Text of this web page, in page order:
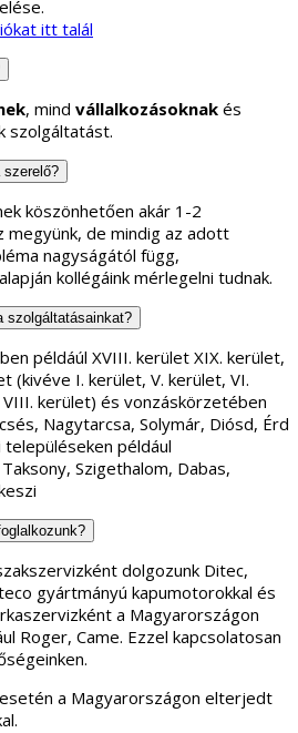
itt talál
, mind vállalkozásoknak és
szolgáltatást.
szerelő?
köszönhetően akár 1-2
megyünk, de mindig az adott
nagyságától függ,
kollégáink mérlegelni tudnak.
szolgáltatásainkat?
példáúl XVIII. kerület XIX. kerület,
(kivéve I. kerület, V. kerület, VI.
kerület) és vonzáskörzetében
Nagytarcsa, Solymár, Diósd, Érd
például
Szigethalom, Dabas,
dolgozunk Ditec,
gyártmányú kapumotorokkal és
a Magyarországon
Roger, Came. Ezzel kapcsolatosan
a Magyarországon elterjedt